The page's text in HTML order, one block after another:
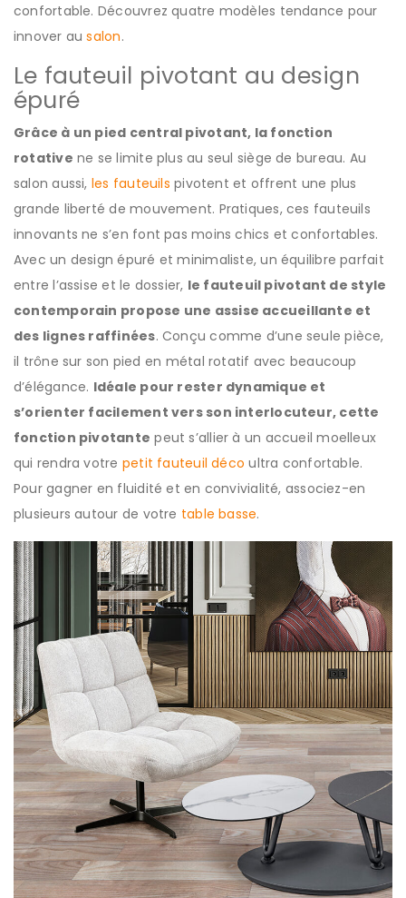
confortable. Découvrez quatre modèles tendance pour
innover ausalon.
Le fauteuil pivotant au design
épuré
Grâce à un pied central pivotant, la fonction
rotative ne se limite plus au seul siège de bureau. Au
salon aussi, les fauteuils pivotent et offrent une plus
grande liberté de mouvement. Pratiques, ces fauteuils
innovants ne s’en font pas moins chics et confortables.
Avec un design épuré et minimaliste, un équilibre parfait
entre l’assise et le dossier, le fauteuil pivotant de style
contemporain propose une assise accueillante et
des lignes raffinées. Conçu comme d’une seule pièce,
il trône sur son pied en métal rotatif avec beaucoup
d’élégance. Idéale pour rester dynamique et
s’orienter facilement vers son interlocuteur, cette
fonction pivotante peut s’allier à un accueil moelleux
qui rendra votre petit fauteuil déco ultra confortable.
Pour gagner en fluidité et en convivialité, associez-en
plusieurs autour de votre table basse.